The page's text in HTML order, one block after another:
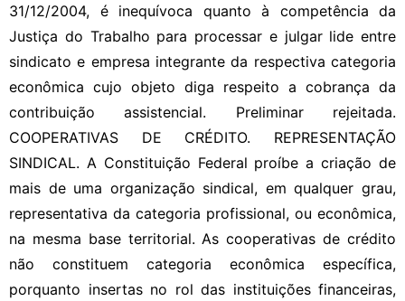
31/12/2004, é inequívoca quanto à competência da
Justiça do Trabalho para processar e julgar lide entre
sindicato e empresa integrante da respectiva categoria
econômica cujo objeto diga respeito a cobrança da
contribuição assistencial. Preliminar rejeitada.
COOPERATIVAS DE CRÉDITO. REPRESENTAÇÃO
SINDICAL. A Constituição Federal proíbe a criação de
mais de uma organização sindical, em qualquer grau,
representativa da categoria profissional, ou econômica,
na mesma base territorial. As cooperativas de crédito
não constituem categoria econômica específica,
porquanto insertas no rol das instituições financeiras,